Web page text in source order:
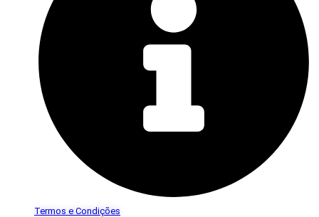
Termos e Condições